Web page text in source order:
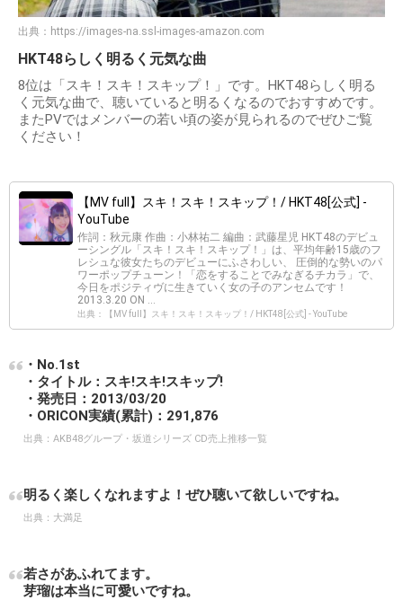
出典： https://images-na.ssl-images-amazon.com
HKT48らしく明るく元気な曲
8位は「スキ！スキ！スキップ！」です。HKT48らしく明る
く元気な曲で、聴いていると明るくなるのでおすすめです。
またPVではメンバーの若い頃の姿が見られるのでぜひご覧
ください！
【MV full】スキ！スキ！スキップ！/ HKT48[公式] -
YouTube
作詞：秋元康 作曲：小林祐二 編曲：武藤星児 HKT48のデビュ
ーシングル「スキ！スキ！スキップ！」は、平均年齢15歳のフ
レシュな彼女たちのデビューにふさわしい、 圧倒的な勢いのパ
ワーポップチューン！「恋をすることでみなぎるチカラ」で、
今日をポジティヴに生きていく女の子のアンセムです！
2013.3.20 ON ...
出典：【MV full】スキ！スキ！スキップ！/ HKT48[公式] - YouTube
・No.1st
・タイトル：スキ!スキ!スキップ!
・発売日：2013/03/20
・ORICON実績(累計)：291,876
出典： AKB48グループ・坂道シリーズ CD売上推移一覧
明るく楽しくなれますよ！ぜひ聴いて欲しいですね。
出典： 大満足
若さがあふれてます。
芽瑠は本当に可愛いですね。